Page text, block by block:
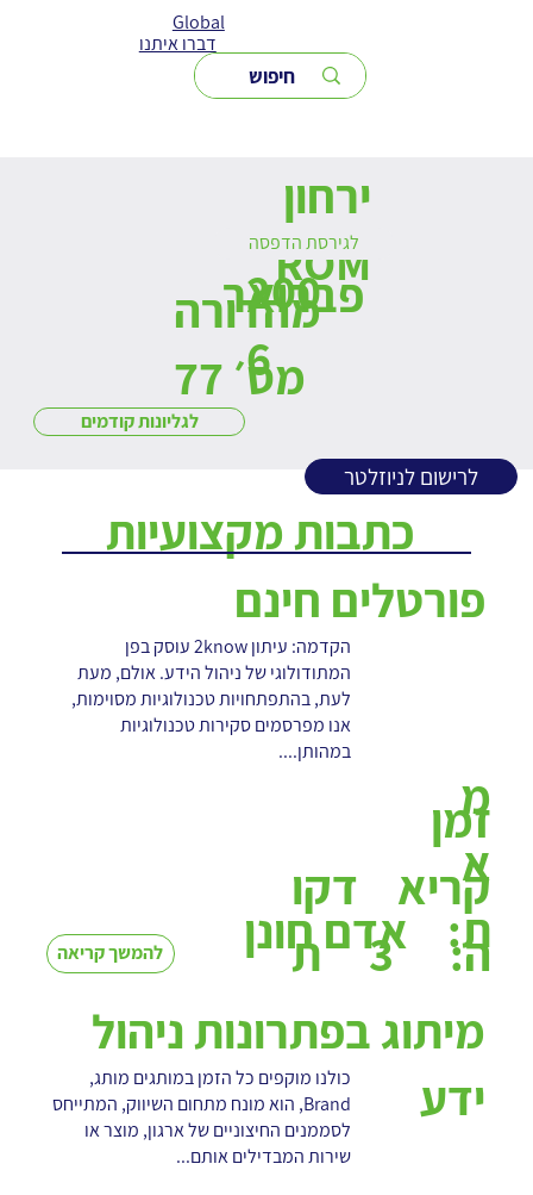
Global
דברו איתנו
ירחון
ROM
מהדורה
מס׳ 77
לגליונות קודמים
פברואר
200
6
לגירסת הדפסה
לרישום לניוזלטר
פורטלים חינם
הקדמה: עיתון 2know עוסק בפן
המתודולוגי של ניהול הידע. אולם, מעת
לעת, בהתפתחויות טכנולוגיות מסוימות,
אנו מפרסמים סקירות טכנולוגיות
במהותן....
אדם חונן
מ
א
ת:
להמשך קריאה
דקו
ת
זמן
קריא
ה:
3
מיתוג בפתרונות ניהול
ידע
כולנו מוקפים כל הזמן במותגים מותג,
Brand, הוא מונח מתחום השיווק, המתייחס
לסממנים החיצוניים של ארגון, מוצר או
שירות המבדילים אותם...
כתבות מקצועיות